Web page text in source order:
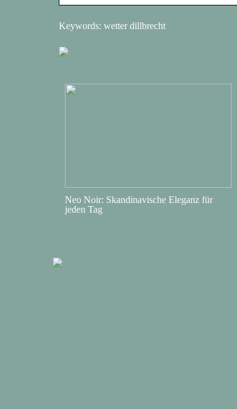
Keywords: wetter dillbrecht
Neo Noir: Skandinavische Eleganz für
jeden Tag